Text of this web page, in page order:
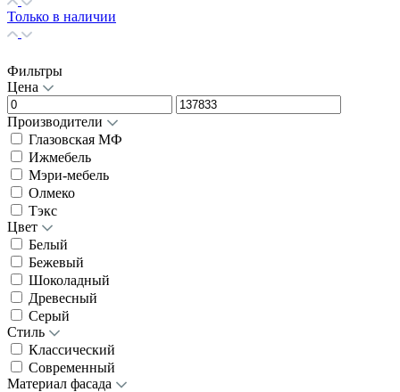
Только в наличии
Фильтры
Цена
Производители
Глазовская МФ
Ижмебель
Мэри-мебель
Олмеко
Тэкс
Цвет
Белый
Бежевый
Шоколадный
Древесный
Серый
Стиль
Классический
Современный
Материал фасада